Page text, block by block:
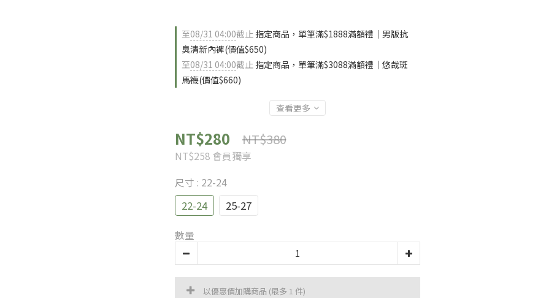
至08/31 04:00截止指定商品，單筆滿$1888滿額禮｜男版抗
臭清新內褲(價值$650)
至08/31 04:00截止指定商品，單筆滿$3088滿額禮｜悠哉斑
馬襪(價值$660)
查看更多
NT$280 NT$380
NT$258 會員獨享
尺寸 : 22-24
22-24 25-27
數量
以優惠價加購商品 (最多 1 件)